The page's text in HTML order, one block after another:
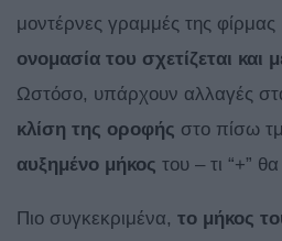
μοντέρνες γραμμές της
ονομασία του σχετίζεται και
Ωστόσο, υπάρχουν αλλαγές
κλίση της οροφής στο πίσω
αυξημένο μήκος του – τι “+”
Πιο συγκεκριμένα, το μήκος